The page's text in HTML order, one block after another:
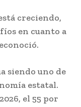
creciendo,
en cuanto a
siendo uno de
estatal.
el 55 por